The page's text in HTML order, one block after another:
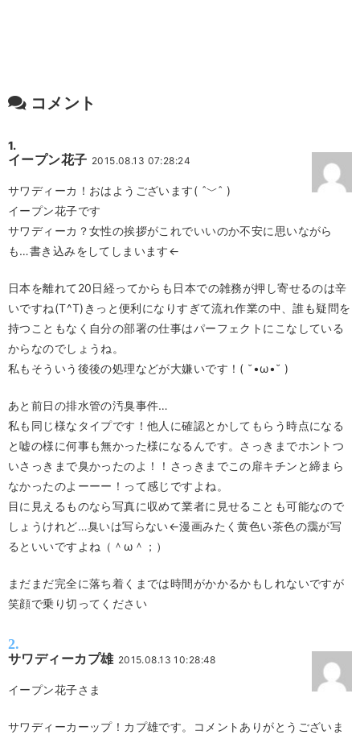
コメント
イープン花子 2015.08.13 07:28:24
サワディーカ！おはようございます( ˆ﹀ˆ )
イープン花子です
サワディーカ？女性の挨拶がこれでいいのか不安に思いながら
も…書き込みをしてしまいます←
日本を離れて20日経ってからも日本での雑務が押し寄せるのは辛
いですね(T^T)きっと便利になりすぎて流れ作業の中、誰も疑問を
持つこともなく自分の部署の仕事はパーフェクトにこなしている
からなのでしょうね。
私もそういう後後の処理などが大嫌いです！( ˘•ω•˘ )
あと前日の排水管の汚臭事件…
私も同じ様なタイプです！他人に確認とかしてもらう時点になる
と嘘の様に何事も無かった様になるんです。さっきまでホントつ
いさっきまで臭かったのよ！！さっきまでこの扉キチンと締まら
なかったのよーーー！って感じですよね。
目に見えるものなら写真に収めて業者に見せることも可能なので
しょうけれど…臭いは写らない←漫画みたく黄色い茶色の靄が写
るといいですよね（＾ω＾；）
まだまだ完全に落ち着くまでは時間がかかるかもしれないですが
笑顔で乗り切ってください
サワディーカプ雄 2015.08.13 10:28:48
イープン花子さま
サワディーカーップ！カプ雄です。コメントありがとうございま